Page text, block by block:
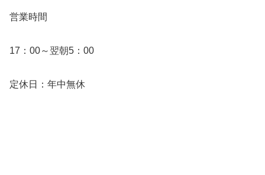
営業時間
17：00～翌朝5：00
定休日：年中無休